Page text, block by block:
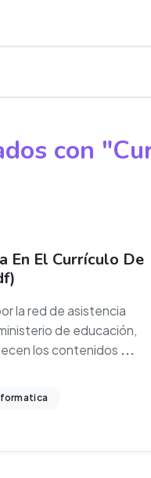
con
En El Currículo De
la red de asistencia
de educación,
los contenidos ...